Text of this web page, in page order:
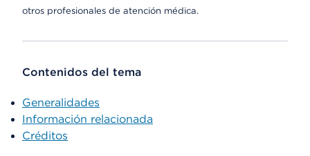
otros profesionales de atención médica.
Contenidos del tema
Generalidades
Información relacionada
Créditos